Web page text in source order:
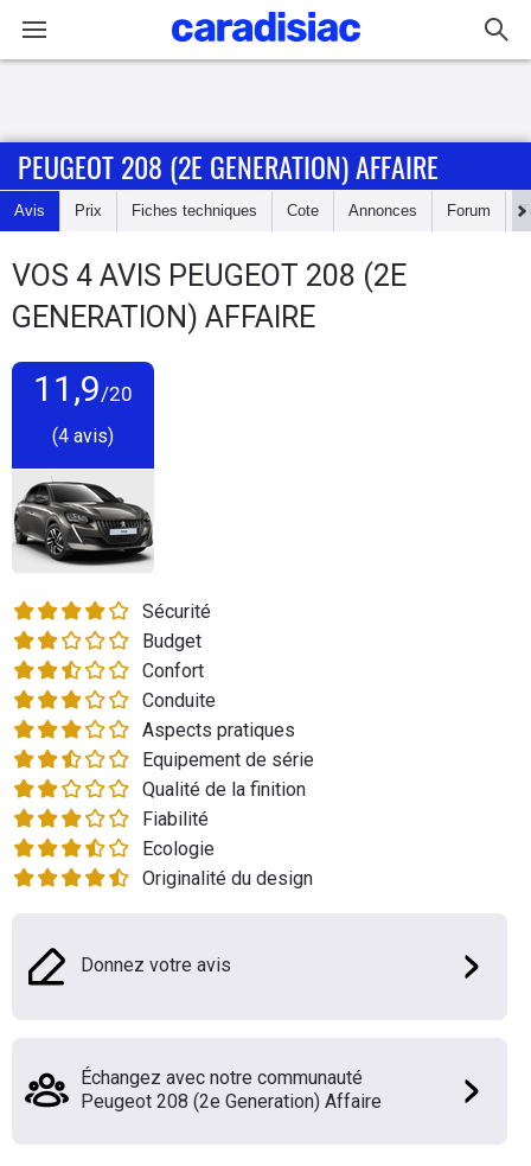
Accueil
Actu
Essais
d'achat
Electriques
Utilitaires
Flottes
Services
Forum
Moto
Marques
PEUGEOT 208 (2E GENERATION) AFFAIRE
Avis Prix Fiches techniques Cote Annonces Forum
VOS 4 AVIS PEUGEOT 208 (2E
GENERATION) AFFAIRE
11,9/20
(4 avis)
Sécurité
Budget
Confort
Conduite
Aspects pratiques
Equipement de série
Qualité de la finition
Fiabilité
Ecologie
Originalité du design
Donnez votre avis
Échangez avec notre communauté
Peugeot 208 (2e Generation) Affaire